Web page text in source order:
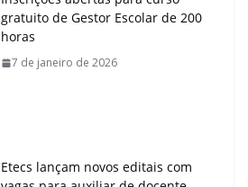
gratuito de Gestor Escolar de 200
horas
7 de janeiro de 2026
Etecs lançam novos editais com